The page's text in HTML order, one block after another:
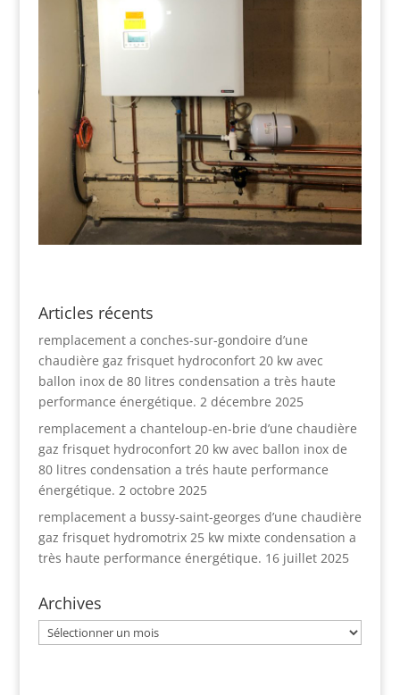
Articles récents
remplacement a conches-sur-gondoire d’une
chaudière gaz frisquet hydroconfort 20 kw avec
ballon inox de 80 litres condensation a très haute
performance énergétique. 2 décembre 2025
remplacement a chanteloup-en-brie d’une chaudière
gaz frisquet hydroconfort 20 kw avec ballon inox de
80 litres condensation a trés haute performance
énergétique. 2 octobre 2025
remplacement a bussy-saint-georges d’une chaudière
gaz frisquet hydromotrix 25 kw mixte condensation a
très haute performance énergétique. 16 juillet 2025
Archives
Archives